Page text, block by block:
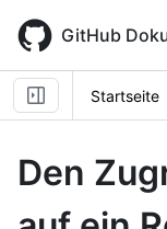
main
content
GitHub
Startseite
Den